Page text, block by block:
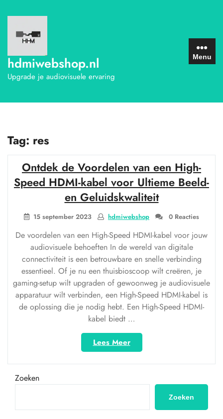
naar
inhoud
hdmiwebshop.nl
Upgrade je audiovisuele ervaring
Menu
Tag: res
Ontdek de Voordelen van een High-
Speed HDMI-kabel voor Ultieme Beeld-
en Geluidskwaliteit
15 september 2023 hdmiwebshop 0 Reacties
De voordelen van een High-Speed HDMI-kabel voor jouw
audiovisuele behoeften In de wereld van digitale
connectiviteit is een betrouwbare en snelle verbinding
essentieel. Of je nu een thuisbioscoop wilt creëren, je
gaming-setup wilt upgraden of gewoonweg je audiovisuele
apparatuur wilt verbinden, een High-Speed HDMI-kabel is
de oplossing die je nodig hebt. Een High-Speed HDMI-
kabel biedt …
Lees Meer“Ontdek
de
Voordelen
een
Speed
Zoeken
Zoeken